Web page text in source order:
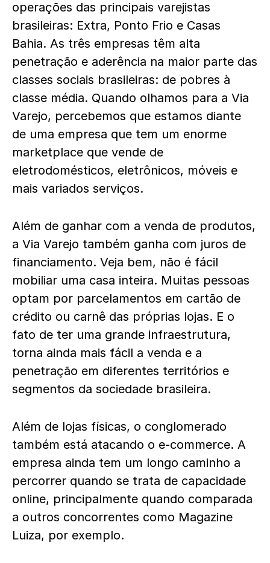
operações das principais varejistas
brasileiras: Extra, Ponto Frio e Casas
Bahia. As três empresas têm alta
penetração e aderência na maior parte das
classes sociais brasileiras: de pobres à
classe média. Quando olhamos para a Via
Varejo, percebemos que estamos diante
de uma empresa que tem um enorme
marketplace que vende de
eletrodomésticos, eletrônicos, móveis e
mais variados serviços.
Além de ganhar com a venda de produtos,
a Via Varejo também ganha com juros de
financiamento. Veja bem, não é fácil
mobiliar uma casa inteira. Muitas pessoas
optam por parcelamentos em cartão de
crédito ou carnê das próprias lojas. E o
fato de ter uma grande infraestrutura,
torna ainda mais fácil a venda e a
penetração em diferentes territórios e
segmentos da sociedade brasileira.
Além de lojas físicas, o conglomerado
também está atacando o e-commerce. A
empresa ainda tem um longo caminho a
percorrer quando se trata de capacidade
online, principalmente quando comparada
a outros concorrentes como Magazine
Luiza, por exemplo.